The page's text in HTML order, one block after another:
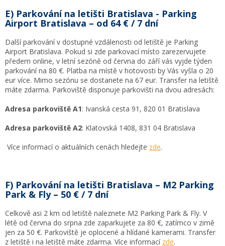
E) Parkování na letišti Bratislava - Parking
Airport Bratislava – od 64 € / 7 dní
Další parkování v dostupné vzdálenosti od letiště je Parking
Airport Bratislava. Pokud si zde parkovací místo zarezervujete
předem online, v letní sezóně od června do září vás vyjde týden
parkování na 80 €. Platba na místě v hotovosti by Vás vyšla o 20
eur více. Mimo sezónu se dostanete na 67 eur. Transfer na letiště
máte zdarma. Parkoviště disponuje parkovišti na dvou adresách:
Adresa parkoviště A1: Ivanská cesta 91, 820 01 Bratislava
Adresa parkoviště A2: Klatovská 1408, 831 04 Bratislava
Více informací o aktuálních cenách hledejte zde.
F) Parkování na letišti Bratislava – M2 Parking
Park & Fly – 50 € / 7 dní
Celkově asi 2 km od letiště naleznete M2 Parking Park & Fly. V
létě od června do srpna zde zaparkujete za 80 €, zatímco v zimě
jen za 50 €. Parkoviště je oplocené a hlídané kamerami. Transfer
z letiště i na letiště máte zdarma. Více informací zde.